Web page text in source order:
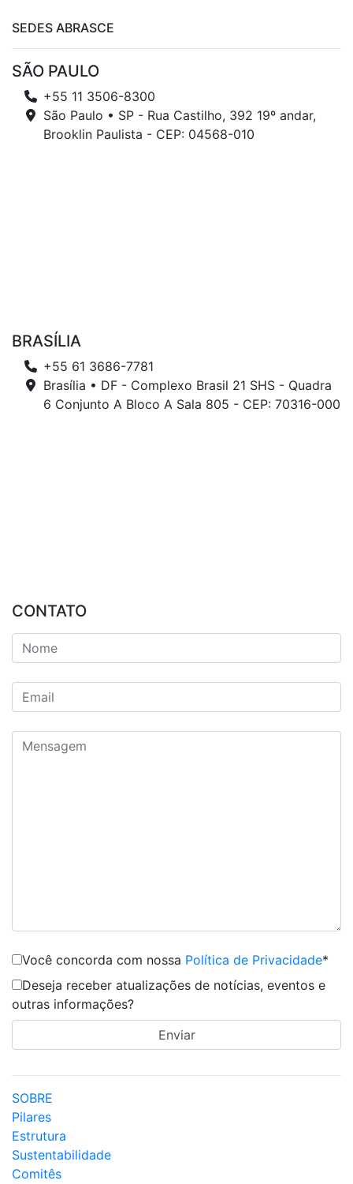
SEDES ABRASCE
SÃO PAULO
+55 11 3506-8300
São Paulo • SP - Rua Castilho, 392 19º andar,
Brooklin Paulista - CEP: 04568-010
BRASÍLIA
+55 61 3686-7781
Brasília • DF - Complexo Brasil 21 SHS - Quadra
6 Conjunto A Bloco A Sala 805 - CEP: 70316-000
CONTATO
Você concorda com nossa Política de Privacidade*
Deseja receber atualizações de notícias, eventos e
outras informações?
SOBRE
Pilares
Estrutura
Sustentabilidade
Comitês